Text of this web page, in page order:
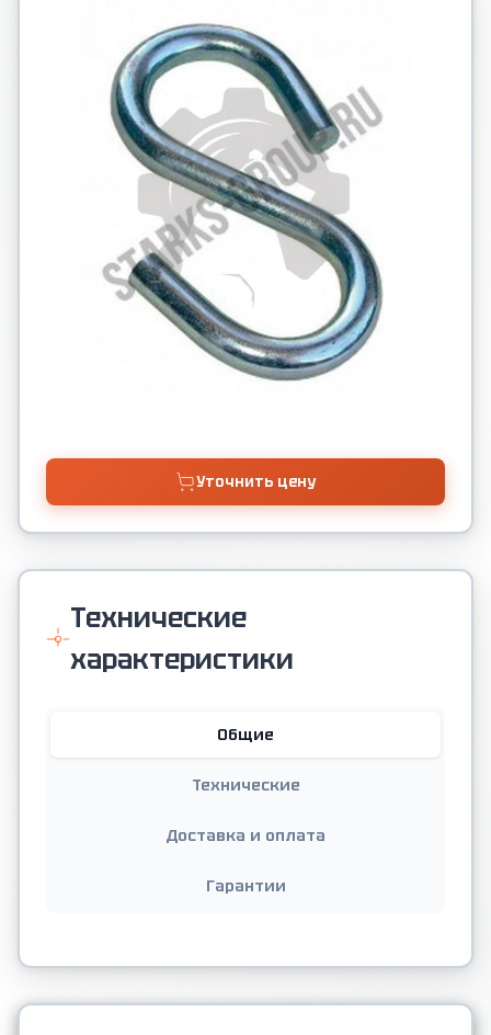
Уточнить цену
Технические
характеристики
Общие
Технические
Доставка и оплата
Гарантии